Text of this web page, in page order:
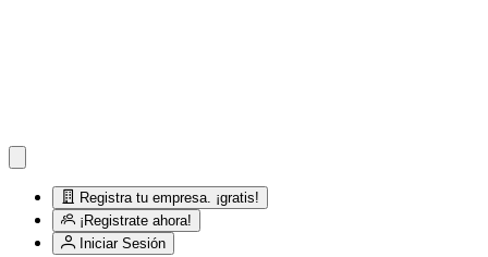
Registra tu empresa. ¡gratis!
¡Registrate ahora!
Iniciar Sesión